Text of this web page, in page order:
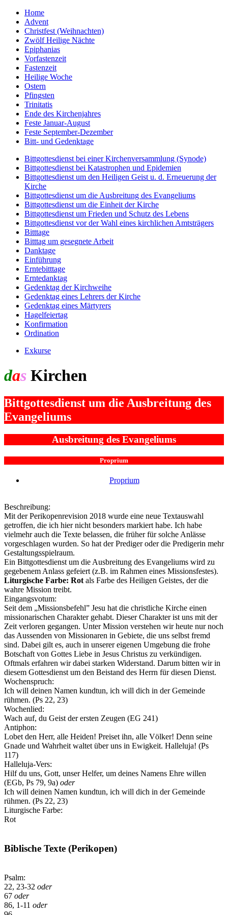
Home
Advent
Christfest (Weihnachten)
Zwölf Heilige Nächte
Epiphanias
Vorfastenzeit
Fastenzeit
Heilige Woche
Ostern
Pfingsten
Trinitatis
Ende des Kirchenjahres
Feste Januar-August
Feste September-Dezember
Bitt- und Gedenktage
Bittgottesdienst bei einer Kirchenversammlung (Synode)
Bittgottesdienst bei Katastrophen und Epidemien
Bittgottesdienst um den Heiligen Geist u. d. Erneuerung der
Kirche
Bittgottesdienst um die Ausbreitung des Evangeliums
Bittgottesdienst um die Einheit der Kirche
Bittgottesdienst um Frieden und Schutz des Lebens
Bittgottesdienst vor der Wahl eines kirchlichen Amtsträgers
Bitttage
Bitttag um gesegnete Arbeit
Danktage
Einführung
Erntebitttage
Erntedanktag
Gedenktag der Kirchweihe
Gedenktag eines Lehrers der Kirche
Gedenktag eines Märtyrers
Hagelfeiertag
Konfirmation
Ordination
Exkurse
das Kirchen
Bittgottesdienst um die Ausbreitung des
Evangeliums
Ausbreitung des Evangeliums
Proprium
Proprium
Beschreibung:
Mit der Perikopenrevision 2018 wurde eine neue Textauswahl
getroffen, die ich hier nicht besonders markiert habe. Ich habe
vielmehr auch die Texte belassen, die früher für solche Anlässe
vorgeschlagen wurden. So hat der Prediger oder die Predigerin mehr
Gestaltungsspielraum.
Ein Bittgottesdienst um die Ausbreitung des Evangeliums wird zu
gegebenem Anlass gefeiert (z.B. im Rahmen eines Missionsfestes).
Liturgische Farbe: Rot als Farbe des Heiligen Geistes, der die
wahre Mission treibt.
Eingangsvotum:
Seit dem „Missionsbefehl” Jesu hat die christliche Kirche einen
missionarischen Charakter gehabt. Dieser Charakter ist uns mit der
Zeit verloren gegangen. Unter Mission verstehen wir heute nur noch
das Aussenden von Missionaren in Gebiete, die uns selbst fremd
sind. Dabei gilt es, auch in unserer eigenen Umgebung die frohe
Botschaft von Gottes Liebe in Jesus Christus zu verkündigen.
Oftmals erfahren wir dabei starken Widerstand. Darum bitten wir in
diesem Gottesdienst um den Beistand des Herrn für diesen Dienst.
Wochenspruch:
Ich will deinen Namen kundtun, ich will dich in der Gemeinde
rühmen. (Ps 22, 23)
Wochenlied:
Wach auf, du Geist der ersten Zeugen (EG 241)
Antiphon:
Lobet den Herr, alle Heiden! Preiset ihn, alle Völker! Denn seine
Gnade und Wahrheit waltet über uns in Ewigkeit. Halleluja! (Ps
117)
Halleluja-Vers:
Hilf du uns, Gott, unser Helfer, um deines Namens Ehre willen
(EGb, Ps 79, 9a) oder
Ich will deinen Namen kundtun, ich will dich in der Gemeinde
rühmen. (Ps 22, 23)
Liturgische Farbe:
Rot
Biblische Texte (Perikopen)
Psalm:
22, 23-32 oder
67 oder
86, 1-11 oder